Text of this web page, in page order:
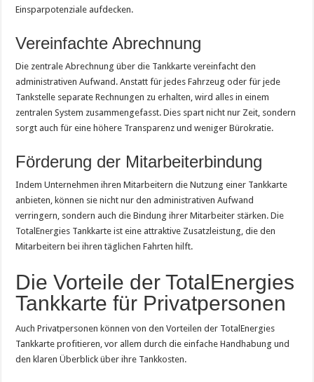
Einsparpotenziale aufdecken.
Vereinfachte Abrechnung
Die zentrale Abrechnung über die Tankkarte vereinfacht den
administrativen Aufwand. Anstatt für jedes Fahrzeug oder für jede
Tankstelle separate Rechnungen zu erhalten, wird alles in einem
zentralen System zusammengefasst. Dies spart nicht nur Zeit, sondern
sorgt auch für eine höhere Transparenz und weniger Bürokratie.
Förderung der Mitarbeiterbindung
Indem Unternehmen ihren Mitarbeitern die Nutzung einer Tankkarte
anbieten, können sie nicht nur den administrativen Aufwand
verringern, sondern auch die Bindung ihrer Mitarbeiter stärken. Die
TotalEnergies Tankkarte ist eine attraktive Zusatzleistung, die den
Mitarbeitern bei ihren täglichen Fahrten hilft.
Die Vorteile der TotalEnergies
Tankkarte für Privatpersonen
Auch Privatpersonen können von den Vorteilen der TotalEnergies
Tankkarte profitieren, vor allem durch die einfache Handhabung und
den klaren Überblick über ihre Tankkosten.